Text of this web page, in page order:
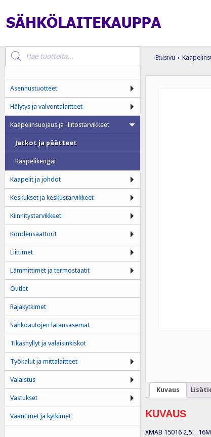
Etusivu ›
Kuvaus
KUVAUS
XMAB 15016
Products
search
Asennustuotteet
Hälytys ja valvontalaitteet
Kaapelinsuojaus ja -liitostarvikkeet
Jatkot ja päätteet
Kaapelikengät
Kaapelit ja johdot
Keskukset ja keskustarvikkeet
Kiinnitystarvikkeet
Kondensaattorit
Liittimet
Lämmittimet ja termostaatit
Outlet
Rajakytkimet
Sähköautojen latausasemat
Tikashyllyt ja valaisinkiskot
Työkalut ja mittalaitteet
Valaistus
Vastukset
Vääntimet ja kytkimet